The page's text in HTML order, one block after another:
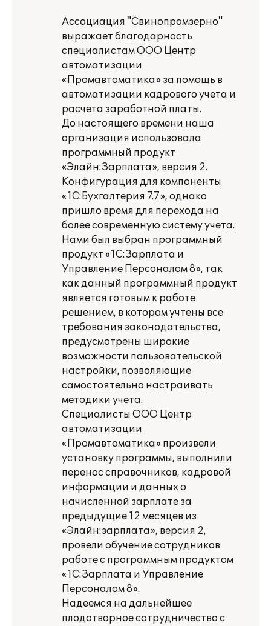
Ассоциация "Свинопромзерно"
выражает благодарность
специалистам ООО Центр
автоматизации
«Промавтоматика» за помощь в
автоматизации кадрового учета и
расчета заработной платы.
До настоящего времени наша
организация использовала
программный продукт
«Элайн:Зарплата», версия 2.
Конфигурация для компоненты
«1С:Бухгалтерия 7.7», однако
пришло время для перехода на
более современную систему учета.
Нами был выбран программный
продукт «1С:Зарплата и
Управление Персоналом 8», так
как данный программный продукт
является готовым к работе
решением, в котором учтены все
требования законодательства,
предусмотрены широкие
возможности пользовательской
настройки, позволяющие
самостоятельно настраивать
методики учета.
Специалисты ООО Центр
автоматизации
«Промавтоматика» произвели
установку программы, выполнили
перенос справочников, кадровой
информации и данных о
начисленной зарплате за
предыдущие 12 месяцев из
«Элайн:зарплата», версия 2,
провели обучение сотрудников
работе с программным продуктом
«1С:Зарплата и Управление
Персоналом 8».
Надеемся на дальнейшее
плодотворное сотрудничество с